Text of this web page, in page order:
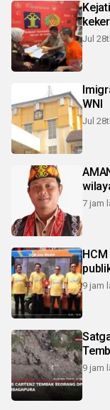
Jul
WNI
Jul
7 jam
9 jam
9 jam